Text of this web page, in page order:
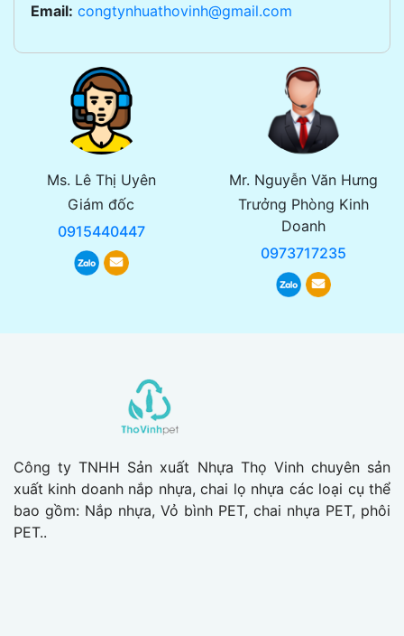
Email: congtynhuathovinh@gmail.com
Ms. Lê Thị Uyên
Giám đốc
0915440447
Mr. Nguyễn Văn Hưng
Trưởng Phòng Kinh
Doanh
0973717235
Công ty TNHH Sản xuất Nhựa Thọ Vinh chuyên sản
xuất kinh doanh nắp nhựa, chai lọ nhựa các loại cụ thể
bao gồm: Nắp nhựa, Vỏ bình PET, chai nhựa PET, phôi
PET..